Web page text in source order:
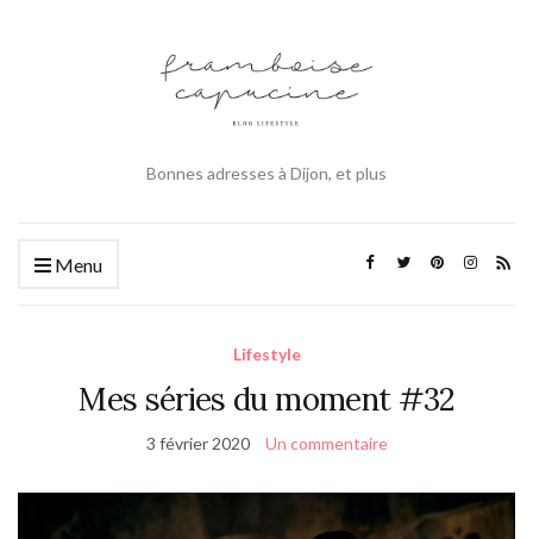
Bonnes adresses à Dijon, et plus
Menu
Lifestyle
Mes séries du moment #32
3 février 2020 Un commentaire